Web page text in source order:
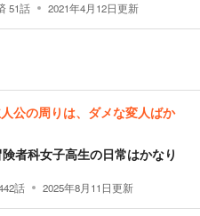
51話 2021年4月12日更新
公の周りは、ダメな変人ばか
者科女子高生の日常はかなり
話 2025年8月11日更新